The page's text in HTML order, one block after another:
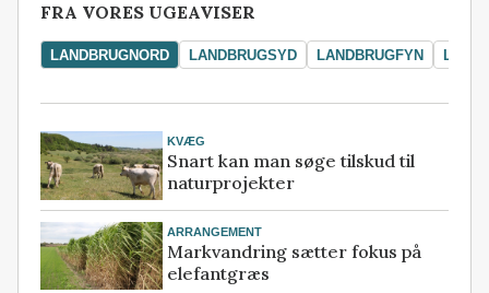
FRA VORES UGEAVISER
LANDBRUGNORD LANDBRUGSYD LANDBRUGFYN
KVÆG
Snart kan man søge tilskud til
naturprojekter
ARRANGEMENT
Markvandring sætter fokus på
elefantgræs